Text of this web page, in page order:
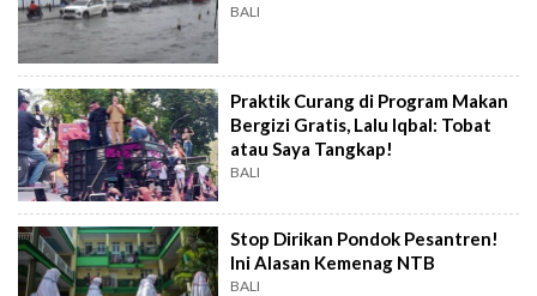
BALI
Praktik Curang di Program Makan
Bergizi Gratis, Lalu Iqbal: Tobat
atau Saya Tangkap!
BALI
Stop Dirikan Pondok Pesantren!
Ini Alasan Kemenag NTB
BALI